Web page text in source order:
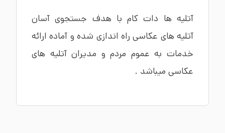
آتلیه ها دات کام با هدف جستجوی آسان
آتلیه های عکاسی راه اندازی شده و آماده ارائه
خدمات به عموم مردم و مدیران آتلیه های
عکاسی میباشد .